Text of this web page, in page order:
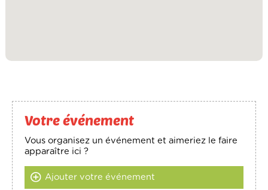
Votre événement
Vous organisez un événement et aimeriez le faire
apparaître ici ?
Ajouter votre événement